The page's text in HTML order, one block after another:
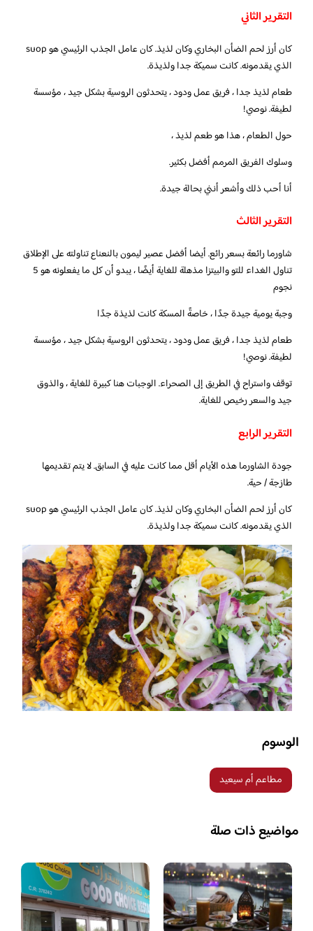
التقرير الثاني
كان أرز لحم الضأن البخاري وكان لذيذ. كان عامل الجذب الرئيسي هو suop
الذي يقدمونه. كانت سميكة جدا ولذيذة.
طعام لذيذ جدا ، فريق عمل ودود ، يتحدثون الروسية بشكل جيد ، مؤسسة
لطيفة. نوصي!
حول الطعام ، هذا هو طعم لذيذ ،
وسلوك الفريق المرمم أفضل بكثير.
أنا أحب ذلك وأشعر أنني بحالة جيدة.
التقرير الثالث
شاورما رائعة بسعر رائع. أيضا أفضل عصير ليمون بالنعناع تناولته على الإطلاق
تناول الغداء للتو والبيتزا مذهلة للغاية أيضًا ، يبدو أن كل ما يفعلونه هو 5
نجوم
وجبة يومية جيدة جدًا ، خاصةً المسكة كانت لذيذة جدًا
طعام لذيذ جدا ، فريق عمل ودود ، يتحدثون الروسية بشكل جيد ، مؤسسة
لطيفة. نوصي!
توقف واستراح في الطريق إلى الصحراء. الوجبات هنا كبيرة للغاية ، والذوق
جيد والسعر رخيص للغاية.
التقرير الرابع
جودة الشاورما هذه الأيام أقل مما كانت عليه في السابق. لا يتم تقديمها
طازجة / حية.
كان أرز لحم الضأن البخاري وكان لذيذ. كان عامل الجذب الرئيسي هو suop
الذي يقدمونه. كانت سميكة جدا ولذيذة.
الوسوم
مطاعم أم سيعيد
مواضيع ذات صلة